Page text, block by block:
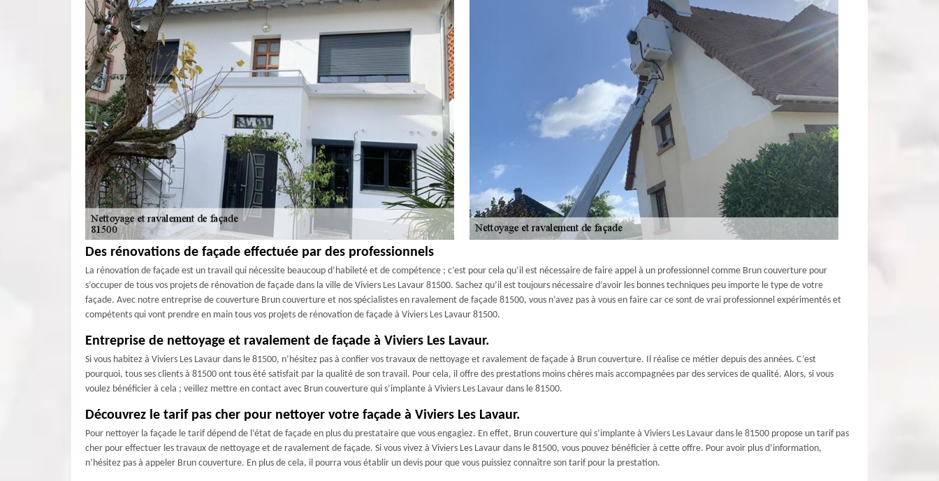
Des rénovations de façade effectuée par des professionnels
La rénovation de façade est un travail qui nécessite beaucoup d’habileté et de compétence ; c’est pour cela qu’il est nécessaire de faire appel à un professionnel comme Brun couverture pour
s’occuper de tous vos projets de rénovation de façade dans la ville de Viviers Les Lavaur 81500. Sachez qu’il est toujours nécessaire d’avoir les bonnes techniques peu importe le type de votre
façade. Avec notre entreprise de couverture Brun couverture et nos spécialistes en ravalement de façade 81500, vous n’avez pas à vous en faire car ce sont de vrai professionnel expérimentés et
compétents qui vont prendre en main tous vos projets de rénovation de façade à Viviers Les Lavaur 81500.
Entreprise de nettoyage et ravalement de façade à Viviers Les Lavaur.
Si vous habitez à Viviers Les Lavaur dans le 81500, n’hésitez pas à confier vos travaux de nettoyage et ravalement de façade à Brun couverture. Il réalise ce métier depuis des années. C’est
pourquoi, tous ses clients à 81500 ont tous été satisfait par la qualité de son travail. Pour cela, il offre des prestations moins chères mais accompagnées par des services de qualité. Alors, si vous
voulez bénéficier à cela ; veillez mettre en contact avec Brun couverture qui s’implante à Viviers Les Lavaur dans le 81500.
Découvrez le tarif pas cher pour nettoyer votre façade à Viviers Les Lavaur.
Pour nettoyer la façade le tarif dépend de l’état de façade en plus du prestataire que vous engagiez. En effet, Brun couverture qui s’implante à Viviers Les Lavaur dans le 81500 propose un tarif pas
cher pour effectuer les travaux de nettoyage et de ravalement de façade. Si vous vivez à Viviers Les Lavaur dans le 81500, vous pouvez bénéficier à cette offre. Pour avoir plus d’information,
n’hésitez pas à appeler Brun couverture. En plus de cela, il pourra vous établir un devis pour que vous puissiez connaître son tarif pour la prestation.